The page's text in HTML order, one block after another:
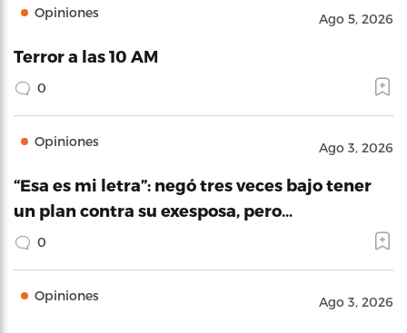
Opiniones Ago 5, 2026
Terror a las 10 AM
0
Opiniones Ago 3, 2026
“Esa es mi letra”: negó tres veces bajo tener
un plan contra su exesposa, pero…
0
Opiniones Ago 3, 2026